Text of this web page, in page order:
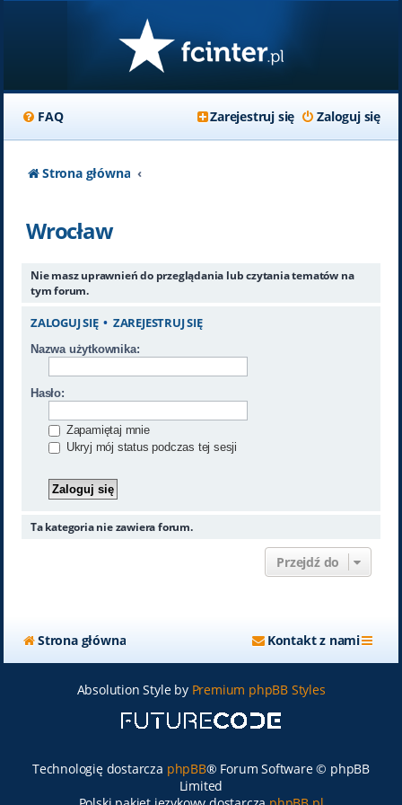
FAQ Zaloguj się
Zarejestruj się
Strona główna
Wrocław
Nie masz uprawnień do przeglądania lub czytania tematów na
tym forum.
ZALOGUJ SIĘ• ZAREJESTRUJ SIĘ
Nazwa użytkownika:
Hasło:
Zapamiętaj mnie
Ukryj mój status podczas tej sesji
Ta kategoria nie zawiera forum.
Przejdź do
Strona główna Kontakt z nami
Absolution Style by Premium phpBB Styles
Technologię dostarcza phpBB® Forum Software © phpBB
Limited